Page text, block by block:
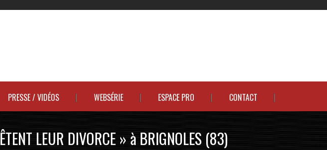
PRESSE / VIDÉOS WEBSÉRIE ESPACE PRO CONTACT
LEUR DIVORCE » à BRIGNOLES (83)